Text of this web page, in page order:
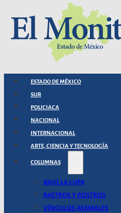
ESTADO DE MÉXICO
SUR
POLICIACA
NACIONAL
INTERNACIONAL
ARTE, CIENCIA Y TECNOLOGÍA
COLUMNAS
BAJO LA LUPA
RASTROS Y ROSTROS
VÍNCULOS ANIMALES